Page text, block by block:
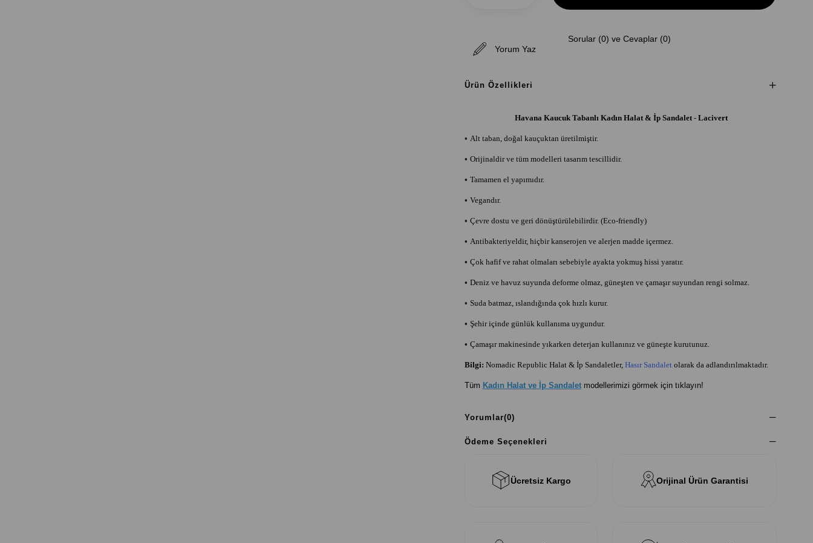
Yorum Yaz
Sorular (0) ve Cevaplar (0)
Ürün Özellikleri
Havana Kaucuk Tabanlı Kadın Halat & İp Sandalet - Lacivert
• Alt taban, doğal kauçuktan üretilmiştir.
• Orijinaldir ve tüm modelleri tasarım tescillidir.
• Tamamen el yapımıdır.
• Vegandır.
• Çevre dostu ve geri dönüştürülebilirdir. (Eco-friendly)
• Antibakteriyeldir, hiçbir kanserojen ve alerjen madde içermez.
• Çok hafif ve rahat olmaları sebebiyle ayakta yokmuş hissi yaratır.
• Deniz ve havuz suyunda deforme olmaz, güneşten ve çamaşır suyundan rengi solmaz.
• Suda batmaz, ıslandığında çok hızlı kurur.
• Şehir içinde günlük kullanıma uygundur.
• Çamaşır makinesinde yıkarken deterjan kullanınız ve güneşte kurutunuz.
Bilgi: Nomadic Republic Halat & İp Sandaletler, Hasır Sandaletolarak da adlandırılmaktadır.
Tüm Kadın Halat ve İp Sandalet modellerimizi görmek için tıklayın!
Yorumlar(0)
Ödeme Seçenekleri
Ücretsiz Kargo Orijinal Ürün Garantisi